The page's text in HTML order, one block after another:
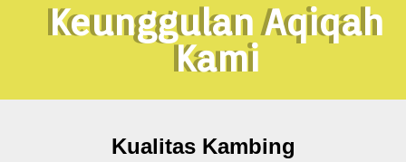
Keunggulan Aqiqah
Kami
Kualitas Kambing